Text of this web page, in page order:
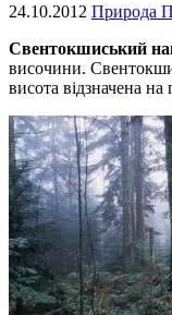
24.10.2012 Природа
Свентокшиський
височини.
висота відзначена